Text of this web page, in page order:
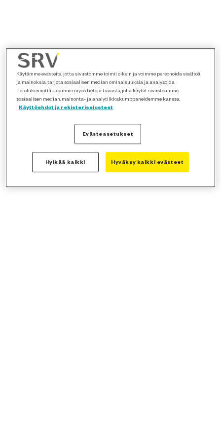
Käytämme evästeitä, jotta sivustomme toimii oikein ja voimme personoida sisältöä
ja mainoksia, tarjota sosiaalisen median ominaisuuksia ja analysoida
tietoliikennettä. Jaamme myös tietoja tavasta, jolla käytät sivustoamme
sosiaalisen median, mainonta- ja analytiikkakumppaneidemme kanssa.
Käyttöehdot ja rekisteriselosteet
Evästeasetukset
Hylkää kaikki Hyväksy kaikki evästeet